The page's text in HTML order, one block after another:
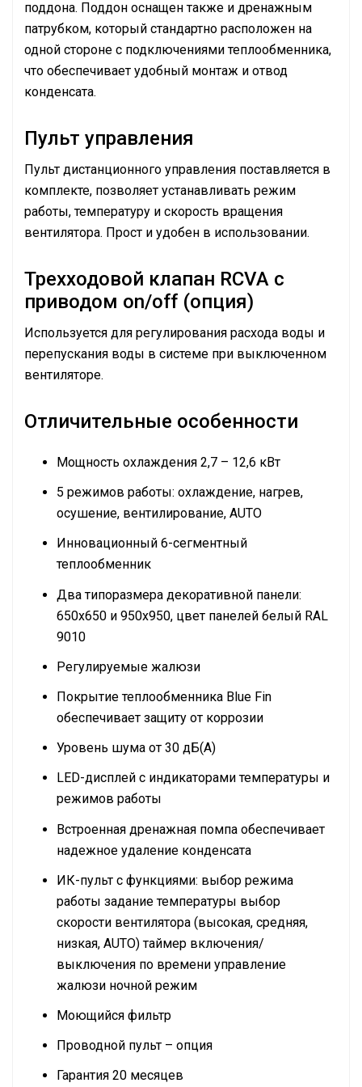
поддона. Поддон оснащен также и дренажным
патрубком, который стандартно расположен на
одной стороне с подключениями теплообменника,
что обеспечивает удобный монтаж и отвод
конденсата.
Пульт управления
Пульт дистанционного управления поставляется в
комплекте, позволяет устанавливать режим
работы, температуру и скорость вращения
вентилятора. Прост и удобен в использовании.
Трехходовой клапан RCVA с
приводом on/off (опция)
Используется для регулирования расхода воды и
перепускания воды в системе при выключенном
вентиляторе.
Отличительные особенности
Мощность охлаждения 2,7 – 12,6 кВт
5 режимов работы: охлаждение, нагрев,
осушение, вентилирование, AUTO
Инновационный 6-сегментный
теплообменник
Два типоразмера декоративной панели:
650х650 и 950х950, цвет панелей белый RAL
9010
Регулируемые жалюзи
Покрытие теплообменника Blue Fin
обеспечивает защиту от коррозии
Уровень шума от 30 дБ(А)
LED-дисплей с индикаторами температуры и
режимов работы
Встроенная дренажная помпа обеспечивает
надежное удаление конденсата
ИК-пульт с функциями: выбор режима
работы задание температуры выбор
скорости вентилятора (высокая, средняя,
низкая, AUTO) таймер включения/
выключения по времени управление
жалюзи ночной режим
Моющийся фильтр
Проводной пульт – опция
Гарантия 20 месяцев